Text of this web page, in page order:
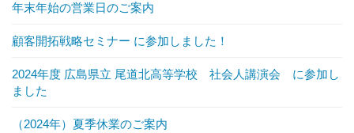
年末年始の営業日のご案内
顧客開拓戦略セミナー に参加しました！
2024年度 広島県立 尾道北高等学校 社会人講演会 に参加し
ました
（2024年）夏季休業のご案内